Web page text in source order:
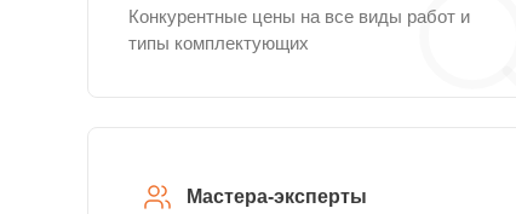
Конкурентные цены на все виды работ и
типы комплектующих
Мастера-эксперты